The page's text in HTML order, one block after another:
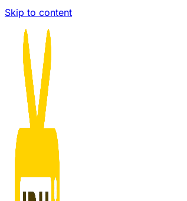
Skip to content